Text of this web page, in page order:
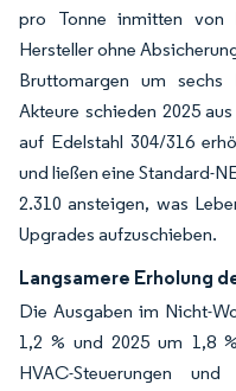
pro Tonne inmitten von
Hersteller ohne
Bruttomargen um sechs
Akteure schieden 2025
auf Edelstahl 304/316
und ließen eine Standard-
2.310 ansteigen, was
Upgrades aufzuschieben.
Langsamere Erholung
Die Ausgaben im Nicht-
1,2 % und 2025 um 1,8
HVAC-Steuerungen und